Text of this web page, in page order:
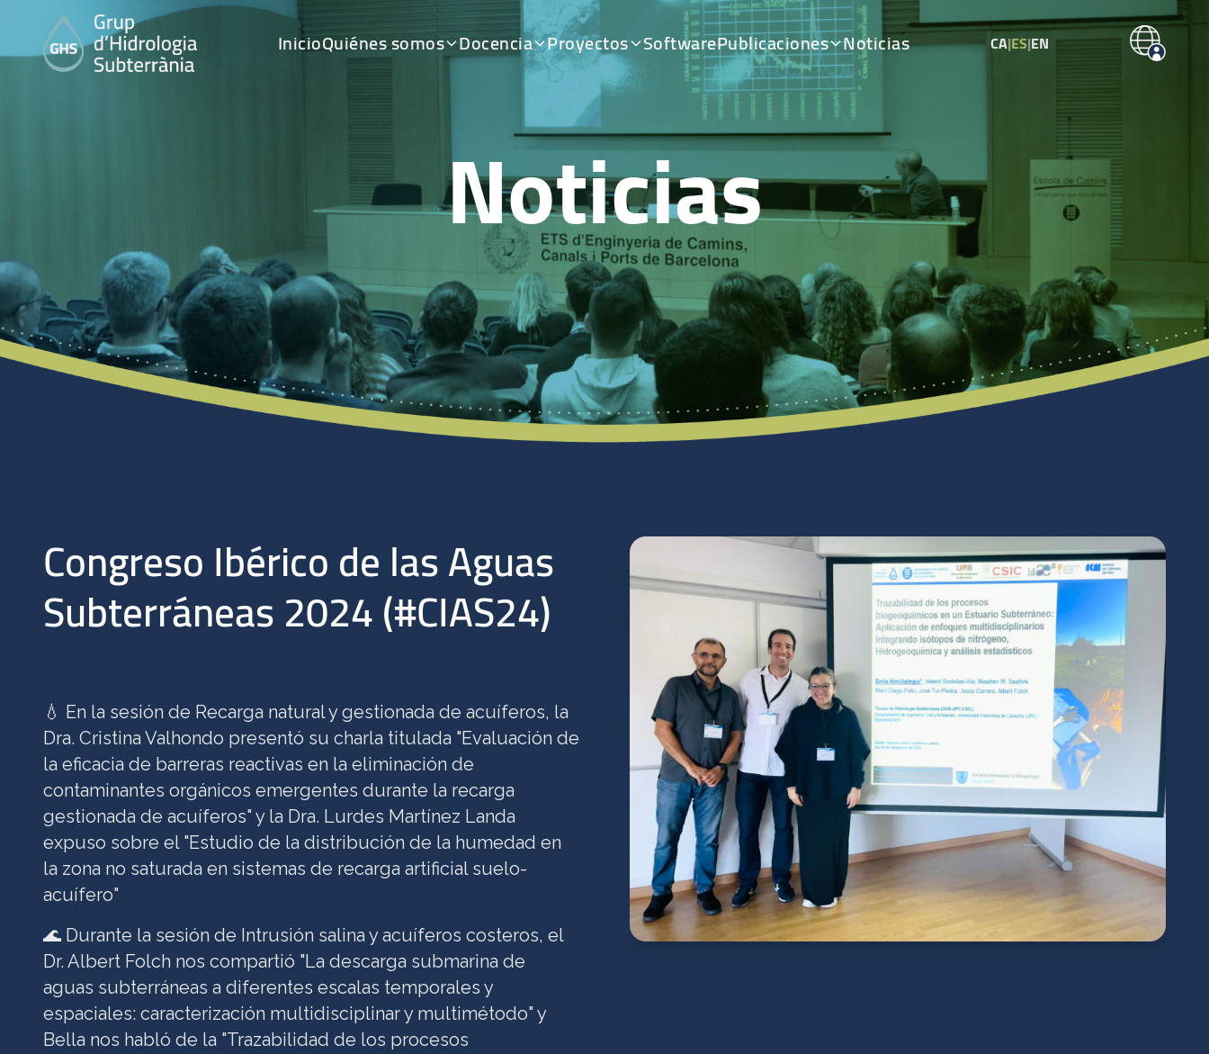
InicioQuiénes somos Docencia Proyectos SoftwarePublicaciones Noticias CA|ES|EN
Noticias
Congreso Ibérico de las Aguas
Subterráneas 2024 (#CIAS24)
💧 En la sesión de Recarga natural y gestionada de acuíferos, la
Dra. Cristina Valhondo presentó su charla titulada "Evaluación de
la eficacia de barreras reactivas en la eliminación de
contaminantes orgánicos emergentes durante la recarga
gestionada de acuíferos" y la Dra. Lurdes Martínez Landa
expuso sobre el "Estudio de la distribución de la humedad en
la zona no saturada en sistemas de recarga artificial suelo-
acuífero"
🌊 Durante la sesión de Intrusión salina y acuíferos costeros, el
Dr. Albert Folch nos compartió "La descarga submarina de
aguas subterráneas a diferentes escalas temporales y
espaciales: caracterización multidisciplinar y multimétodo" y
Bella nos habló de la "Trazabilidad de los procesos